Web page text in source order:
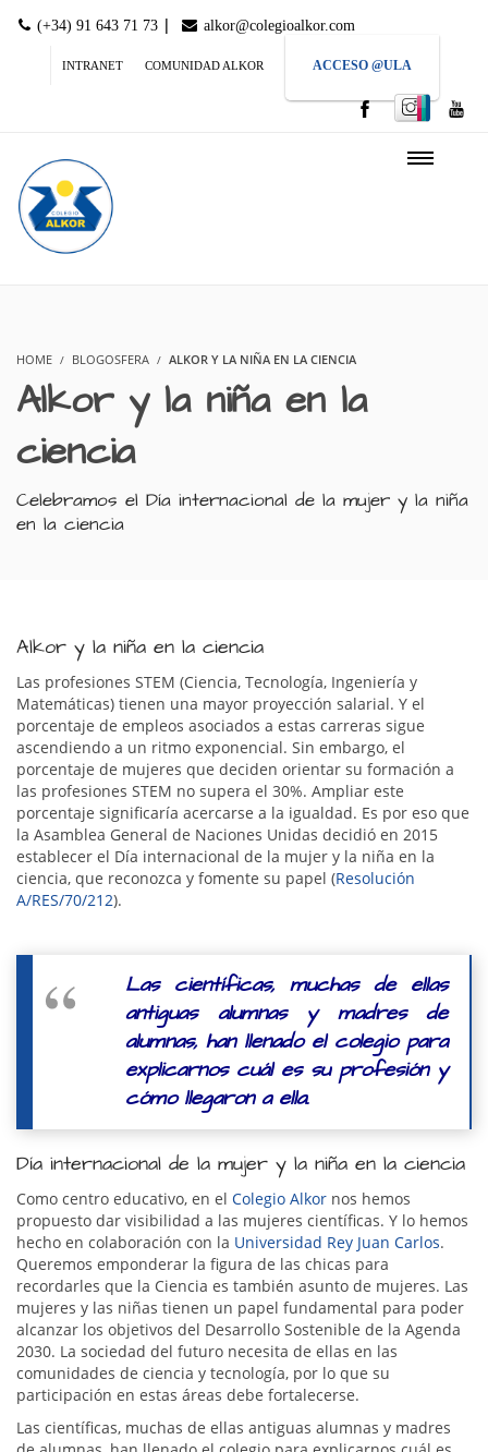
(+34) 91 643 71 73 | alkor@colegioalkor.com
INTRANET COMUNIDAD ALKOR ACCESO @ULA
HOME BLOGOSFERA ALKOR Y LA NIÑA EN LA CIENCIA
Alkor y la niña en la
ciencia
Celebramos el Día internacional de la mujer y la niña
en la ciencia
Alkor y la niña en la ciencia
Las profesiones STEM (Ciencia, Tecnología, Ingeniería y
Matemáticas) tienen una mayor proyección salarial. Y el
porcentaje de empleos asociados a estas carreras sigue
ascendiendo a un ritmo exponencial. Sin embargo, el
porcentaje de mujeres que deciden orientar su formación a
las profesiones STEM no supera el 30%. Ampliar este
porcentaje significaría acercarse a la igualdad. Es por eso que
la Asamblea General de Naciones Unidas decidió en 2015
establecer el Día internacional de la mujer y la niña en la
ciencia, que reconozca y fomente su papel (Resolución
A/RES/70/212).
Las científicas, muchas de ellas
antiguas alumnas y madres de
alumnas, han llenado el colegio para
explicarnos cuál es su profesión y
cómo llegaron a ella.
Día internacional de la mujer y la niña en la ciencia
Como centro educativo, en el Colegio Alkor nos hemos
propuesto dar visibilidad a las mujeres científicas. Y lo hemos
hecho en colaboración con la Universidad Rey Juan Carlos.
Queremos emponderar la figura de las chicas para
recordarles que la Ciencia es también asunto de mujeres. Las
mujeres y las niñas tienen un papel fundamental para poder
alcanzar los objetivos del Desarrollo Sostenible de la Agenda
2030. La sociedad del futuro necesita de ellas en las
comunidades de ciencia y tecnología, por lo que su
participación en estas áreas debe fortalecerse.
Las científicas, muchas de ellas antiguas alumnas y madres